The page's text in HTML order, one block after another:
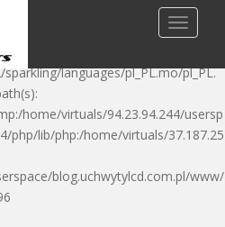
restriction in effect.
userspace/blog.uchwytylcd.com.pl/w
languages/pl_PL.mo/pl_PL.
home/virtuals/94.23.94.244/usersp
php/lib/php:/home/virtuals/37.187.25
blog.uchwytylcd.com.pl/www/